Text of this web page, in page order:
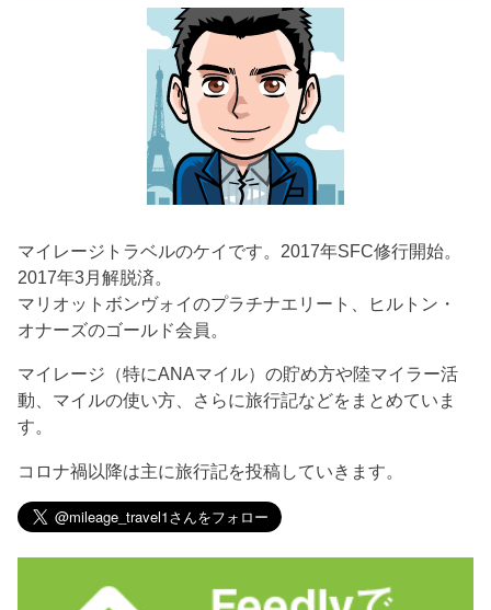
マイレージトラベルのケイです。2017年SFC修行開始。
2017年3月解脱済。
マリオットボンヴォイのプラチナエリート、ヒルトン・
オナーズのゴールド会員。
マイレージ（特にANAマイル）の貯め方や陸マイラー活
動、マイルの使い方、さらに旅行記などをまとめていま
す。
コロナ禍以降は主に旅行記を投稿していきます。